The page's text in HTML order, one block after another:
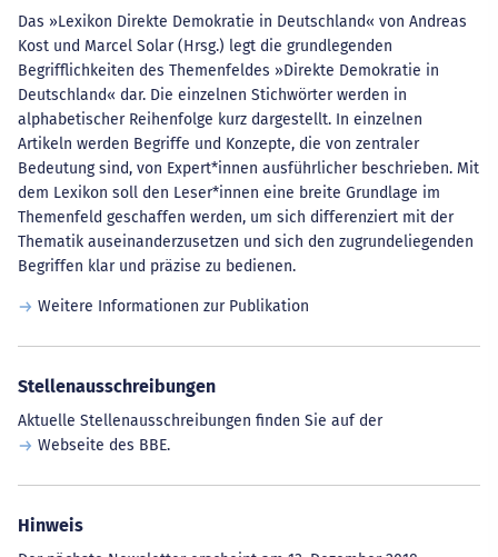
Das »Lexikon Direkte Demokratie in Deutschland« von Andreas
Kost und Marcel Solar (Hrsg.) legt die grundlegenden
Begrifflichkeiten des Themenfeldes »Direkte Demokratie in
Deutschland« dar. Die einzelnen Stichwörter werden in
alphabetischer Reihenfolge kurz dargestellt. In einzelnen
Artikeln werden Begriffe und Konzepte, die von zentraler
Bedeutung sind, von Expert*innen ausführlicher beschrieben. Mit
dem Lexikon soll den Leser*innen eine breite Grundlage im
Themenfeld geschaffen werden, um sich differenziert mit der
Thematik auseinanderzusetzen und sich den zugrundeliegenden
Begriffen klar und präzise zu bedienen.
Weitere Informationen zur Publikation
Stellenausschreibungen
Aktuelle Stellenausschreibungen finden Sie auf der
Webseite des BBE.
Hinweis